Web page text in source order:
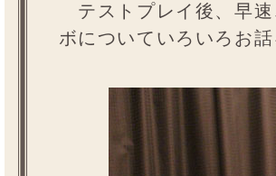
テストプレイ後、早速
ボについていろいろお